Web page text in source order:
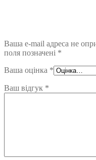
Ваша e-mail адреса не
поля позначені *
Ваша оцінка *
Ваш відгук *